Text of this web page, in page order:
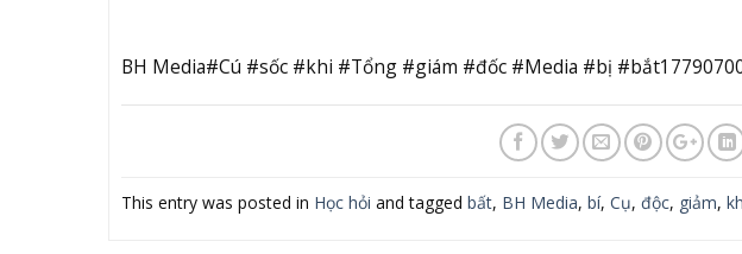
BH Media#Cú #sốc #khi #Tổng #giám #đốc #Media #bị
This entry was posted in Học hỏi and tagged bất, BH Media, bí, Cụ, độc, giảm,